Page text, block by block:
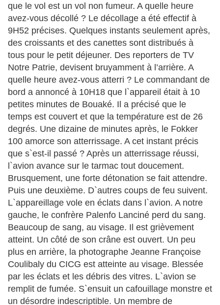
que le vol est un vol non fumeur. A quelle heure
avez-vous décollé ? Le décollage a été effectif à
9H52 précises. Quelques instants seulement après,
des croissants et des canettes sont distribués à
tous pour le petit déjeuner. Des reporters de TV
Notre Patrie, devisent bruyamment à l’arrière. A
quelle heure avez-vous atterri ? Le commandant de
bord a annoncé à 10H18 que l`appareil était à 10
petites minutes de Bouaké. Il a précisé que le
temps est couvert et que la température est de 26
degrés. Une dizaine de minutes après, le Fokker
100 amorce son atterrissage. A cet instant précis
que s`est-il passé ? Après un atterrissage réussi,
l`avion avance sur le tarmac tout doucement.
Brusquement, une forte détonation se fait attendre.
Puis une deuxième. D`autres coups de feu suivent.
L`appareillage vole en éclats dans l`avion. A notre
gauche, le confrère Palenfo Lanciné perd du sang.
Beaucoup de sang, au visage. Il est grièvement
atteint. Un côté de son crâne est ouvert. Un peu
plus en arrière, la photographe Jeanne Françoise
Coulibaly du CICG est atteinte au visage. Blessée
par les éclats et les débris des vitres. L`avion se
remplit de fumée. S`ensuit un cafouillage monstre et
un désordre indescriptible. Un membre de